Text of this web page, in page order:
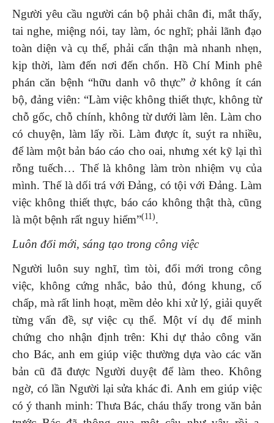
Người yêu cầu người cán bộ phải chân đi, mắt thấy,
tai nghe, miệng nói, tay làm, óc nghĩ; phải lãnh đạo
toàn diện và cụ thể, phải cẩn thận mà nhanh nhẹn,
kịp thời, làm đến nơi đến chốn. Hồ Chí Minh phê
phán căn bệnh “hữu danh vô thực” ở không ít cán
bộ, đảng viên: “Làm việc không thiết thực, không từ
chỗ gốc, chỗ chính, không từ dưới làm lên. Làm cho
có chuyện, làm lấy rồi. Làm được ít, suýt ra nhiều,
để làm một bản báo cáo cho oai, nhưng xét kỹ lại thì
rỗng tuếch… Thế là không làm tròn nhiệm vụ của
mình. Thế là dối trá với Đảng, có tội với Đảng. Làm
việc không thiết thực, báo cáo không thật thà, cũng
là một bệnh rất nguy hiểm”(11).
Luôn đổi mới, sáng tạo trong công việc
Người luôn suy nghĩ, tìm tòi, đổi mới trong công
việc, không cứng nhắc, bảo thủ, đóng khung, cố
chấp, mà rất linh hoạt, mềm dẻo khi xử lý, giải quyết
từng vấn đề, sự việc cụ thể. Một ví dụ để minh
chứng cho nhận định trên: Khi dự thảo công văn
cho Bác, anh em giúp việc thường dựa vào các văn
bản cũ đã được Người duyệt để làm theo. Không
ngờ, có lần Người lại sửa khác đi. Anh em giúp việc
có ý thanh minh: Thưa Bác, cháu thấy trong văn bản